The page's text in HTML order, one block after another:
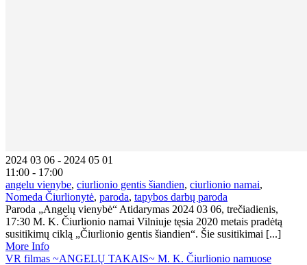
2024 03 06 - 2024 05 01
11:00 - 17:00
angelu vienybe, ciurlionio gentis šiandien, ciurlionio namai,
Nomeda Čiurlionytė, paroda, tapybos darbų paroda
Paroda „Angelų vienybė“ Atidarymas 2024 03 06, trečiadienis,
17:30 M. K. Čiurlionio namai Vilniuje tęsia 2020 metais pradėtą
susitikimų ciklą „Čiurlionio gentis šiandien“. Šie susitikimai [...]
More Info
VR filmas ~ANGELŲ TAKAIS~ M. K. Čiurlionio namuose